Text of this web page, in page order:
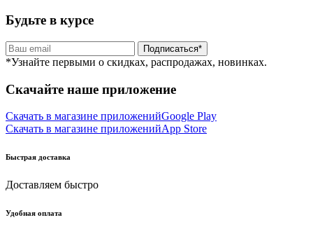
Будьте в курсе
Подписаться*
*Узнайте первыми о скидках, распродажах, новинках.
Скачайте наше приложение
Скачать в магазине приложенийGoogle Play
Скачать в магазине приложенийApp Store
Быстрая доставка
Доставляем быстро
Удобная оплата